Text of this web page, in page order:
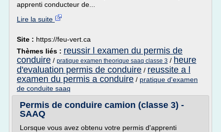
apprenti conducteur de...
Lire la suite
Site : https://feu-vert.ca
Thèmes liés : reussir l examen du permis de
conduire / pratique examen theorique saaq classe 3 / heure
d'evaluation permis de conduire / reussite a l
examen du permis a conduire / pratique d'examen
de conduite saaq
Permis de conduire camion (classe 3) -
SAAQ
Lorsque vous avez obtenu votre permis d'apprenti